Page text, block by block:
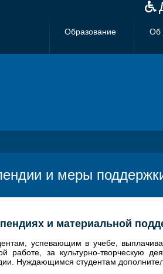
Образование Об
и меры
и материальной
успевающим в учебе,
работе, за культурно-творческую
Нуждающимся студентам